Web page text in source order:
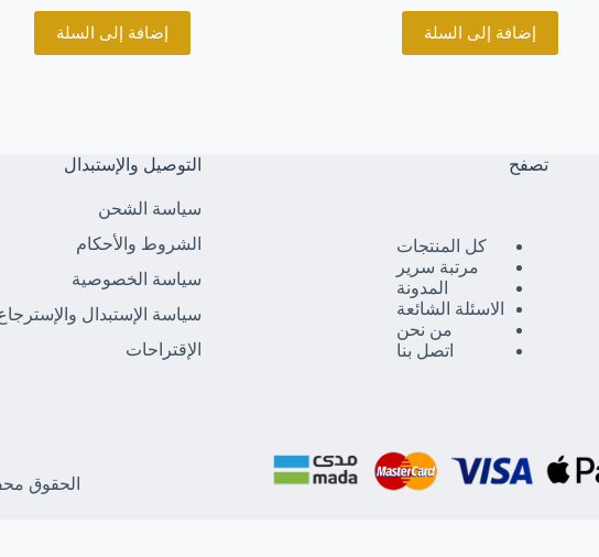
إضافة إلى السلة إضافة إلى السلة
تصفح
كل المنتجات
مرتبة سرير
المدونة
الاسئلة الشائعة
من نحن
اتصل بنا
التوصيل والإستبدال
سياسة الشحن
الشروط والأحكام
سياسة الخصوصية
سياسة الإستبدال
الإقتراحات
الحقوق